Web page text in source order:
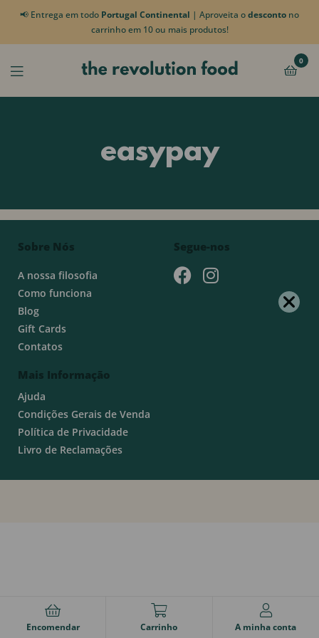
📢 Entrega em todo Portugal Continental | Aproveita odesconto no
carrinho em 10 ou mais produtos!
0
easypay
Sobre Nós
A nossa filosofia
Como funciona
Blog
Gift Cards
Contatos
Mais Informação
Ajuda
Condições Gerais de Venda
Política de Privacidade
Livro de Reclamações
Segue-nos
Encomendar Carrinho A minha conta